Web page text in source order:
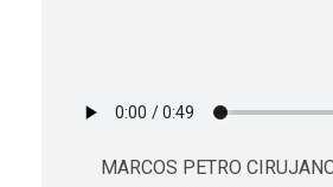
MARCOS PETRO